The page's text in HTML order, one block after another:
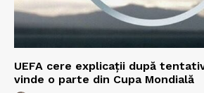
UEFA cere explicații după
vinde o parte din Cupa Mondială